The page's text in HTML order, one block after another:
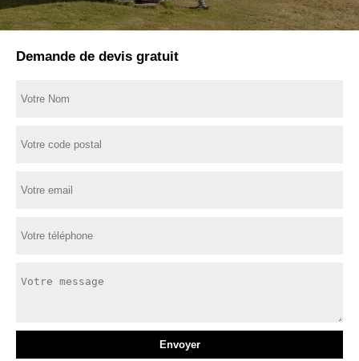
Demande de devis gratuit